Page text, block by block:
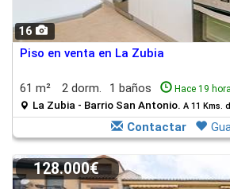
16
Piso en venta en La Zubia
61 m² 2 dorm. 1 baños Hace 19
La Zubia - Barrio San Antonio. A 11 Kms.
Contactar
128.000€